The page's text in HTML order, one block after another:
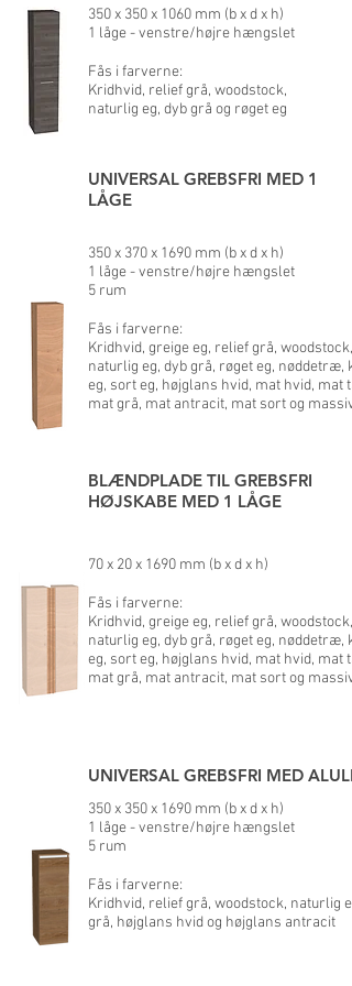
UNIVERSAL GREBSFRI MED 1
LÅGE
350 x 370 x 1690 mm (b x d x h)
1 låge - venstre/højre hængslet
5 rum
Fås i farverne:
Kridhvid, greige eg, relief grå, woodstock,
naturlig eg, dyb grå, røget eg, nøddetræ,
eg, sort eg, højglans hvid, mat hvid, mat
mat grå, mat antracit, mat sort og massiv
350 x 350 x 1690 mm (b x d x h)
1 låge - venstre/højre hængslet
5 rum
Fås i farverne:
Kridhvid, relief grå, woodstock, naturlig
grå, højglans hvid og højglans antracit
BLÆNDPLADE TIL GREBSFRI
HØJSKABE MED 1 LÅGE
70 x 20 x 1690 mm (b x d x h)
Fås i farverne:
Kridhvid, greige eg, relief grå, woodstock,
naturlig eg, dyb grå, røget eg, nøddetræ,
eg, sort eg, højglans hvid, mat hvid, mat
mat grå, mat antracit, mat sort og massiv
350 x 350 x 1060 mm (b x d x h)
1 låge - venstre/højre hængslet
Fås i farverne:
Kridhvid, relief grå, woodstock,
naturlig eg, dyb grå og røget eg
UNIVERSAL GREBSFRI MED